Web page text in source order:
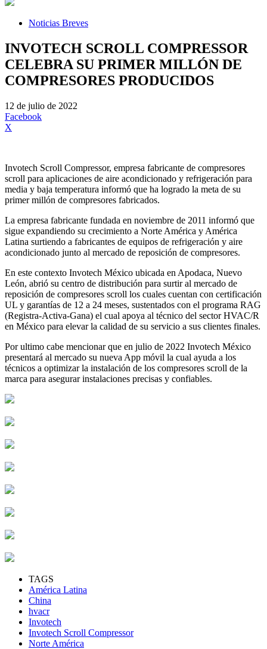
Noticias Breves
INVOTECH SCROLL COMPRESSOR
CELEBRA SU PRIMER MILLÓN DE
COMPRESORES PRODUCIDOS
12 de julio de 2022
Facebook
X
Invotech Scroll Compressor, empresa fabricante de compresores
scroll para aplicaciones de aire acondicionado y refrigeración para
media y baja temperatura informó que ha logrado la meta de su
primer millón de compresores fabricados.
La empresa fabricante fundada en noviembre de 2011 informó que
sigue expandiendo su crecimiento a Norte América y América
Latina surtiendo a fabricantes de equipos de refrigeración y aire
acondicionado junto al mercado de reposición de compresores.
En este contexto Invotech México ubicada en Apodaca, Nuevo
León, abrió su centro de distribución para surtir al mercado de
reposición de compresores scroll los cuales cuentan con certificación
UL y garantías de 12 a 24 meses, sustentados con el programa RAG
(Registra-Activa-Gana) el cual apoya al técnico del sector HVAC/R
en México para elevar la calidad de su servicio a sus clientes finales.
Por ultimo cabe mencionar que en julio de 2022 Invotech México
presentará al mercado su nueva App móvil la cual ayuda a los
técnicos a optimizar la instalación de los compresores scroll de la
marca para asegurar instalaciones precisas y confiables.
TAGS
América Latina
China
hvacr
Invotech
Invotech Scroll Compressor
Norte América